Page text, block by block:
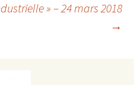
» – 24 mars 2018
→